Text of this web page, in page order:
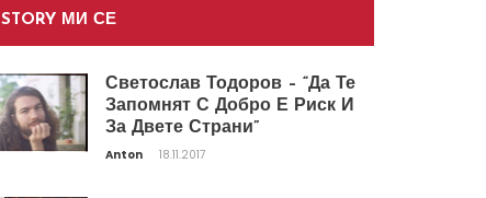
STORY МИ СЕ
Светослав Тодоров – “Да Те
Запомнят С Добро Е Риск И
За Двете Страни”
Anton 18.11.2017